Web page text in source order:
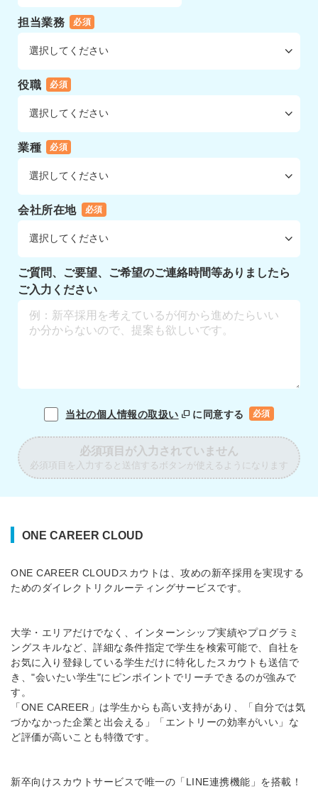
担当業務 必須
役職 必須
業種 必須
会社所在地 必須
ご質問、ご要望、ご希望のご連絡時間等ありましたら
ご入力ください
当社の個人情報の取扱い に同意する 必須
必須項目が入力されていません
必須項目を入力すると送信するボタンが使えるようになります
ONE CAREER CLOUD
ONE CAREER CLOUDスカウトは、攻めの新卒採用を実現する
ためのダイレクトリクルーティングサービスです。
大学・エリアだけでなく、インターンシップ実績やプログラミ
ングスキルなど、詳細な条件指定で学生を検索可能で、自社を
お気に入り登録している学生だけに特化したスカウトも送信で
き、"会いたい学生"にピンポイントでリーチできるのが強みで
す。
「ONE CAREER」は学生からも高い支持があり、「自分では気
づかなかった企業と出会える」「エントリーの効率がいい」な
ど評価が高いことも特徴です。
新卒向けスカウトサービスで唯一の「LINE連携機能」を搭載！